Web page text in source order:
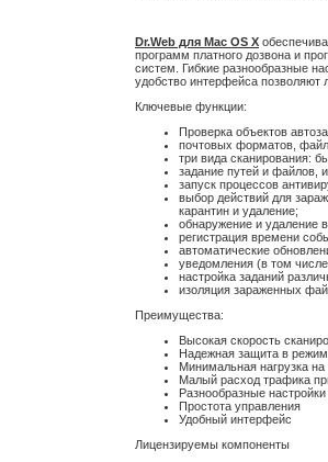
Dr.Web для Mac OS X
программ платного дозвона и
систем. Гибкие разнообразные
удобство интерфейса
Ключевые функции:
Проверка объектов
почтовых форматов,
три вида сканирования:
задание путей и файлов,
запуск процессов
выбор действий для
карантин и удаление;
обнаружение и удаление
регистрация времени
автоматические
уведомления (в том
настройка заданий
изоляция зараженных
Преимущества:
Высокая скорость
Надежная защита в
Минимальная нагрузка
Малый расход трафика
Разнообразные настройки
Простота управления
Удобный интерфейс
Лицензируемы компоненты